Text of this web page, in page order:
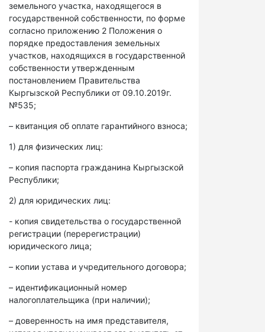
земельного участка, находящегося в
государственной собственности, по форме
согласно приложению 2 Положения о
порядке предоставления земельных
участков, находящихся в государственной
собственности утвержденным
постановлением Правительства
Кыргызской Республики от 09.10.2019г.
№535;
– квитанция об оплате гарантийного взноса;
1) для физических лиц:
– копия паспорта гражданина Кыргызской
Республики;
2) для юридических лиц:
- копия свидетельства о государственной
регистрации (перерегистрации)
юридического лица;
– копии устава и учредительного договора;
– идентификационный номер
налогоплательщика (при наличии);
– доверенность на имя представителя,